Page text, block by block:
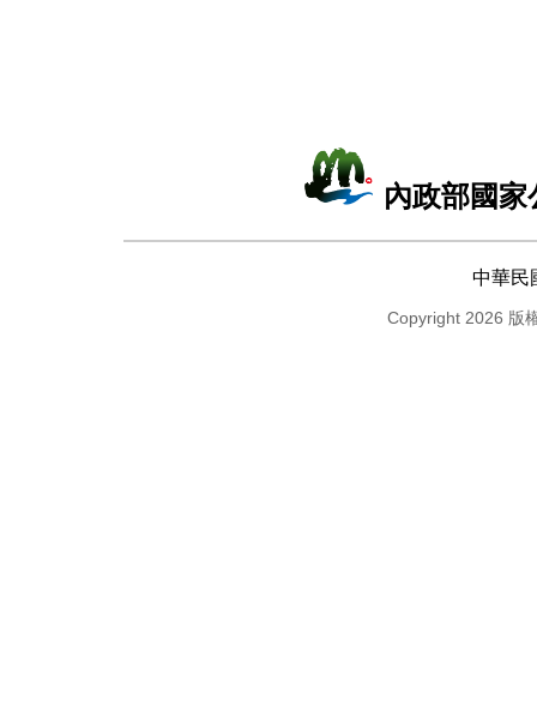
內政部國
中華民
Copyright 2026 版